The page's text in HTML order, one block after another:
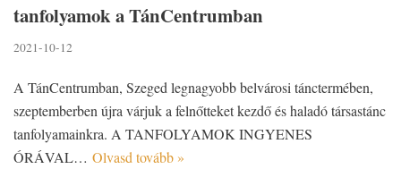
tanfolyamok a TánCentrumban
2021-10-12
A TánCentrumban, Szeged legnagyobb belvárosi tánctermében,
szeptemberben újra várjuk a felnőtteket kezdő és haladó társastánc
tanfolyamainkra. A TANFOLYAMOK INGYENES
ÓRÁVAL… Olvasd tovább »